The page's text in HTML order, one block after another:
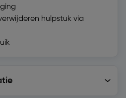
hulpstuk via